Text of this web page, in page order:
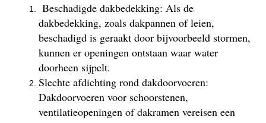
Beschadigde dakbedekking: Als de
dakbedekking, zoals dakpannen of leien,
beschadigd is geraakt door bijvoorbeeld stormen,
kunnen er openingen ontstaan waar water
doorheen sijpelt.
Slechte afdichting rond dakdoorvoeren:
Dakdoorvoeren voor schoorstenen,
ventilatieopeningen of dakramen vereisen een